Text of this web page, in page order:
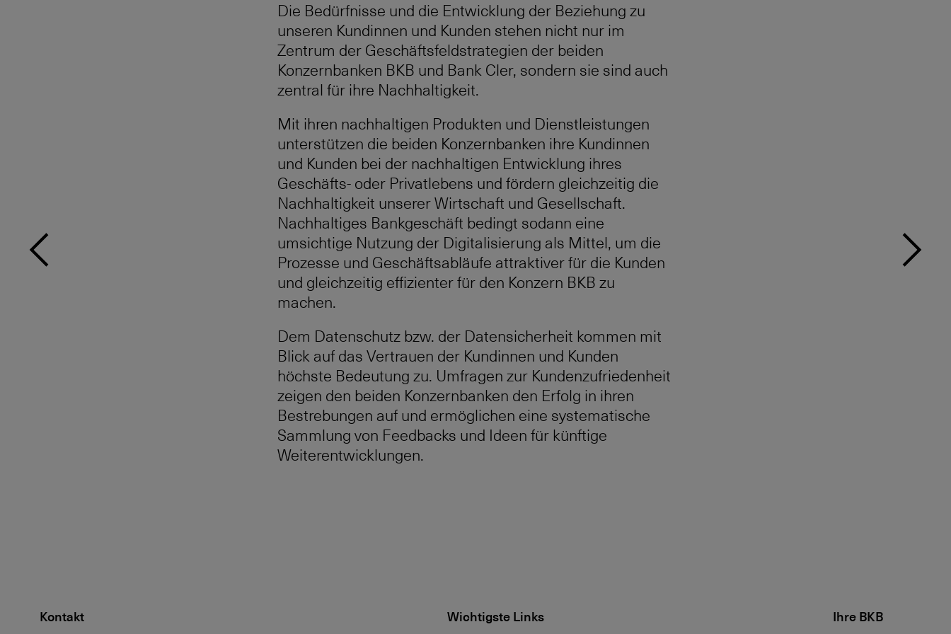
Die Bedürfnisse und die Entwicklung der Beziehung zu
unseren Kundinnen und Kunden stehen nicht nur im
Zentrum der Geschäftsfeldstrategien der beiden
Konzernbanken BKB und Bank Cler, sondern sie sind auch
zentral für ihre Nachhaltigkeit.
Mit ihren nachhaltigen Produkten und Dienstleistungen
unterstützen die beiden Konzernbanken ihre Kundinnen
und Kunden bei der nachhaltigen Entwicklung ihres
Geschäfts- oder Privatlebens und fördern gleichzeitig die
Nachhaltigkeit unserer Wirtschaft und Gesellschaft.
Nachhaltiges Bankgeschäft bedingt sodann eine
umsichtige Nutzung der Digitalisierung als Mittel, um die
Prozesse und Geschäftsabläufe attraktiver für die Kunden
und gleichzeitig effizienter für den Konzern BKB zu
machen.
Dem Datenschutz bzw. der Datensicherheit kommen mit
Blick auf das Vertrauen der Kundinnen und Kunden
höchste Bedeutung zu. Umfragen zur Kundenzufriedenheit
zeigen den beiden Konzernbanken den Erfolg in ihren
Bestrebungen auf und ermöglichen eine systematische
Sammlung von Feedbacks und Ideen für künftige
Weiterentwicklungen.
Kontakt Wichtigste Links Ihre BKB